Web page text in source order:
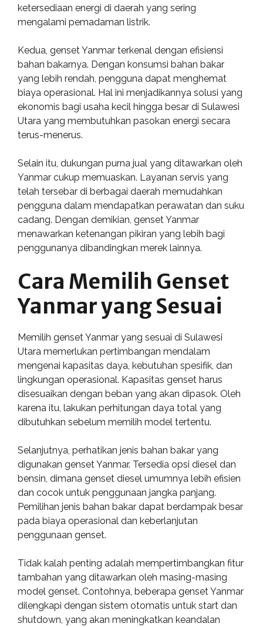
ketersediaan energi di daerah yang sering
mengalami pemadaman listrik.
Kedua, genset Yanmar terkenal dengan efisiensi
bahan bakarnya. Dengan konsumsi bahan bakar
yang lebih rendah, pengguna dapat menghemat
biaya operasional. Hal ini menjadikannya solusi yang
ekonomis bagi usaha kecil hingga besar di Sulawesi
Utara yang membutuhkan pasokan energi secara
terus-menerus.
Selain itu, dukungan purna jual yang ditawarkan oleh
Yanmar cukup memuaskan. Layanan servis yang
telah tersebar di berbagai daerah memudahkan
pengguna dalam mendapatkan perawatan dan suku
cadang. Dengan demikian, genset Yanmar
menawarkan ketenangan pikiran yang lebih bagi
penggunanya dibandingkan merek lainnya.
Cara Memilih Genset
Yanmar yang Sesuai
Memilih genset Yanmar yang sesuai di Sulawesi
Utara memerlukan pertimbangan mendalam
mengenai kapasitas daya, kebutuhan spesifik, dan
lingkungan operasional. Kapasitas genset harus
disesuaikan dengan beban yang akan dipasok. Oleh
karena itu, lakukan perhitungan daya total yang
dibutuhkan sebelum memilih model tertentu.
Selanjutnya, perhatikan jenis bahan bakar yang
digunakan genset Yanmar. Tersedia opsi diesel dan
bensin, dimana genset diesel umumnya lebih efisien
dan cocok untuk penggunaan jangka panjang.
Pemilihan jenis bahan bakar dapat berdampak besar
pada biaya operasional dan keberlanjutan
penggunaan genset.
Tidak kalah penting adalah mempertimbangkan fitur
tambahan yang ditawarkan oleh masing-masing
model genset. Contohnya, beberapa genset Yanmar
dilengkapi dengan sistem otomatis untuk start dan
shutdown, yang akan meningkatkan keandalan